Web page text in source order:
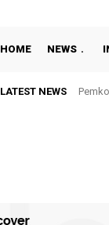
HOME NEWS
LATEST NEWS